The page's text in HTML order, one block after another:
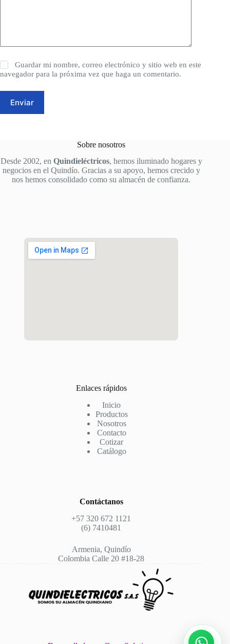
Guardar mi nombre, correo electrónico y sitio web en este
navegador para la próxima vez que haga un comentario.
Enviar
Sobre nosotros
Desde 2002, en Quindieléctricos, hemos iluminado hogares y
negocios en el Quindío. Gracias a su apoyo, hemos crecido y
nos hemos consolidado como su almacén de confianza.
Enlaces rápidos
Inicio
Productos
Nosotros
Contacto
Cotizar
Catálogo
Contáctanos
+57 320 672 1121
(6) 7410481
Armenia, Quindío
Colombia Calle 20 #18-28